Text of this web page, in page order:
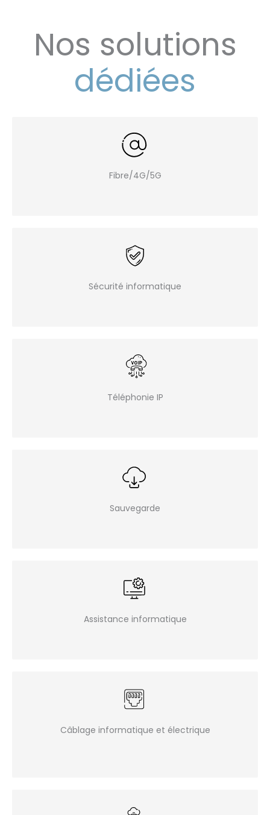
Nos solutions
dédiées
Fibre/4G/5G
Sécurité informatique
Téléphonie IP
Sauvegarde
Assistance informatique
Câblage informatique et électrique